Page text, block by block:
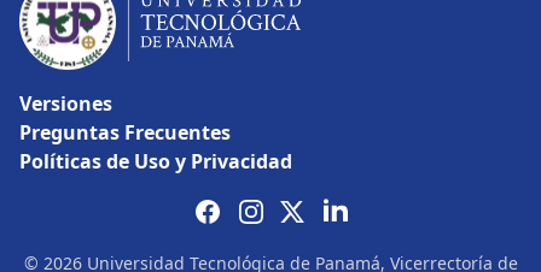
Versiones
Preguntas Frecuentes
Políticas de Uso y Privacidad
© 2026 Universidad Tecnológica de Panamá, Vicerrectoría de